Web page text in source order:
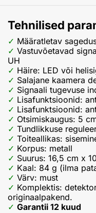
Tehnilised
Määratletav
Vastuvõetavad
UH
Häire: LED või
Salajane kaamera
Signaali tugevuse
Lisafunktsioonid:
Lisafunktsioonid:
Otsimiskaugus: 5
Tundlikkuse
Toiteallikas:
Korpus: metall
Suurus: 16,5 cm x
Kaal: 84 g (ilma
Värv: must
Komplektis:
originaalpakend.
Garantii 12 kuud